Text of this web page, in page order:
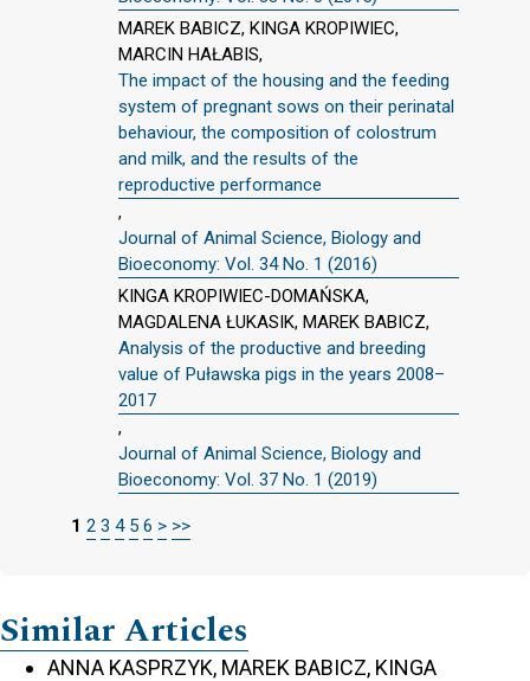
MAREK BABICZ, KINGA KROPIWIEC,
MARCIN HAŁABIS,
The impact of the housing and the feeding
system of pregnant sows on their perinatal
behaviour, the composition of colostrum
and milk, and the results of the
reproductive performance
,
Journal of Animal Science, Biology and
Bioeconomy: Vol. 34 No. 1 (2016)
KINGA KROPIWIEC-DOMAŃSKA,
MAGDALENA ŁUKASIK, MAREK BABICZ,
Analysis of the productive and breeding
value of Puławska pigs in the years 2008–
2017
,
Journal of Animal Science, Biology and
Bioeconomy: Vol. 37 No. 1 (2019)
1 2 3 4 5 6 > >>
Similar Articles
ANNA KASPRZYK, MAREK BABICZ, KINGA